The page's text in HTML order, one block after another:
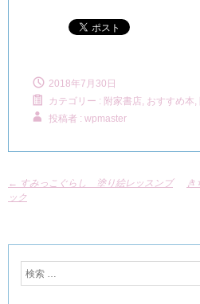
2018年7月30日
カテゴリー : 附家書店, おすすめ本,
投稿者 : wpmaster
← すみっこぐらし 塗り絵レッスンブ
ック
き